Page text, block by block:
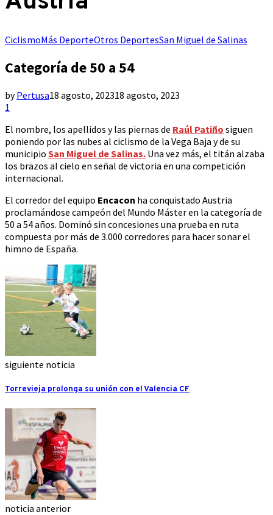
CiclismoMás DeporteOtros DeportesSan Miguel de Salinas
Categoría de 50 a 54
byPertusa18 agosto, 202318 agosto, 2023
1
El nombre, los apellidos y las piernas de Raúl Patiño siguen
poniendo por las nubes al ciclismo de la Vega Baja y de su
municipio San Miguel de Salinas. Una vez más, el titán alzaba
los brazos al cielo en señal de victoria en una competición
internacional.
El corredor del equipo Encacon ha conquistado Austria
proclamándose campeón del Mundo Máster en la categoría de
50 a 54 años. Dominó sin concesiones una prueba en ruta
compuesta por más de 3.000 corredores para hacer sonar el
himno de España.
siguiente noticia
Torrevieja prolonga su unión con el Valencia CF
noticia anterior